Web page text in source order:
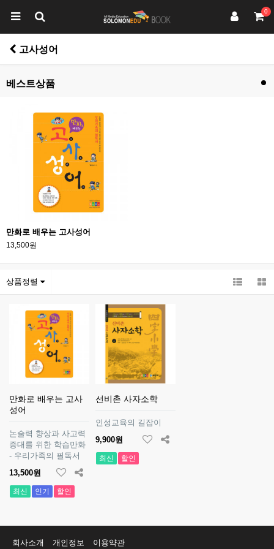
0
고사성어
베스트상품
만화로 배우는 고사성어
13,500원
상품정렬
만화로 배우는 고사
성어
논술력 향상과 사고력
증대를 위한 학습만화
- 우리가족의 필독서
13,500원
최신 인기 할인
선비촌 사자소학
인성교육의 길잡이
9,900원
최신 할인
회사소개 개인정보 이용약관